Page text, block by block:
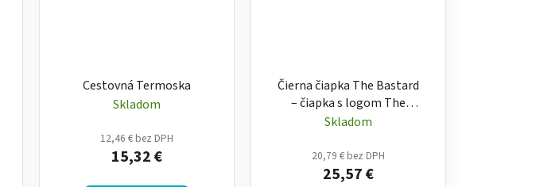
Cestovná Termoska
Skladom
12,46 € bez DPH
15,32 €
Čierna čiapka The Bastard
– čiapka s logom The
Bastard
Skladom
20,79 € bez DPH
25,57 €